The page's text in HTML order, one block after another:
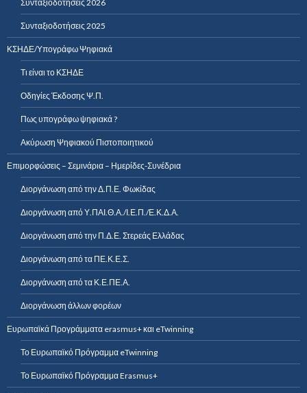
Συνταξιοδοτήσεις 2026
Συνταξιοδοτήσεις 2025
ΚΣΗΔΕ/Υπογράφω Ψηφιακά
Τι είναι το ΚΣΗΔΕ
Οδηγίες Έκδοσης Ψ.Π.
Πως υπογράφω ψηφιακά ?
Ακύρωση Ψηφιακού Πιστοποιητικού
Επιμορφώσεις – Σεμινάρια – Ημερίδες-Συνέδρια
Διοργάνωση από την Δ.Π.Ε. Φωκίδας
Διοργάνωση από Υ.ΠΑΙ.Θ.Α./Ι.Ε.Π./Ε.Κ.Δ.Α.
Διοργάνωση από την Π.Δ.Ε. Στερεάς Ελλάδας
Διοργάνωση από τα ΠΕ.Κ.Ε.Σ.
Διοργάνωση από τα Κ.Ε.ΠΕ.Α.
Διοργάνωση άλλων φορέων
Ευρωπαϊκά Προγράμματα erasmus+ και eTwinning
Το Ευρωπαϊκό Πρόγραμμα eTwinning
Το Ευρωπαϊκό Πρόγραμμα Erasmus+